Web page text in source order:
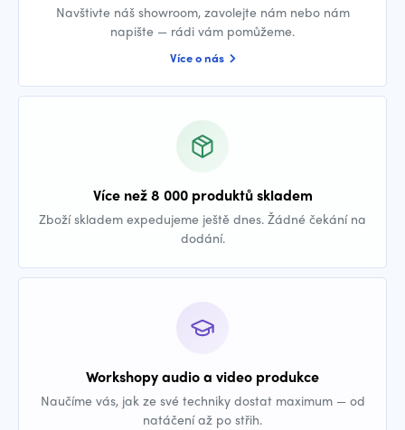
Navštivte náš showroom, zavolejte nám nebo nám
napište — rádi vám pomůžeme.
Více o nás
Více než 8 000 produktů skladem
Zboží skladem expedujeme ještě dnes. Žádné čekání na
dodání.
Workshopy audio a video produkce
Naučíme vás, jak ze své techniky dostat maximum — od
natáčení až po střih.